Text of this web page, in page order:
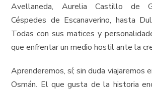
Avellaneda, Aurelia Castillo de
Céspedes de Escanaverino, hasta
Todas con sus matices y
que enfrentar un medio hostil ante la
Aprenderemos, sí; sin duda viajaremos
Osmán. El que gusta de la historia